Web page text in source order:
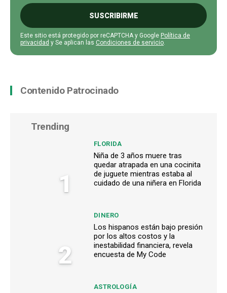
SUSCRIBIRME
Este sitio está protegido por reCAPTCHA y Google Política de
privacidad y Se aplican las Condiciones de servicio.
Contenido Patrocinado
Trending
1
FLORIDA
Niña de 3 años muere tras
quedar atrapada en una cocinita
de juguete mientras estaba al
cuidado de una niñera en Florida
2
DINERO
Los hispanos están bajo presión
por los altos costos y la
inestabilidad financiera, revela
encuesta de My Code
ASTROLOGÍA